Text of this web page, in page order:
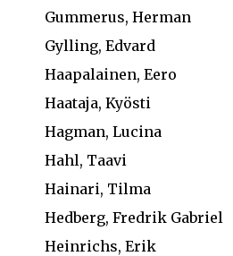
Gummerus, Herman
Gylling, Edvard
Haapalainen, Eero
Haataja, Kyösti
Hagman, Lucina
Hahl, Taavi
Hainari, Tilma
Hedberg, Fredrik Gabriel
Heinrichs, Erik